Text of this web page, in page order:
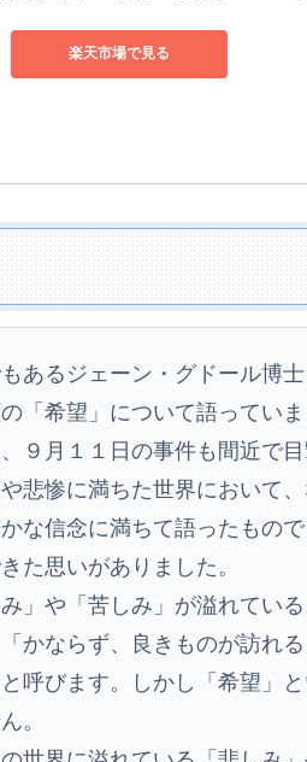
楽天市場で見る
あるジェーン・グドール博
「希望」について語ってい
９月１１日の事件も間近で
悲惨に満ちた世界において
な信念に満ちて語ったもの
た思いがありました。
」や「苦しみ」が溢れている
かならず、良きものが訪れ
呼びます。しかし「希望」
。